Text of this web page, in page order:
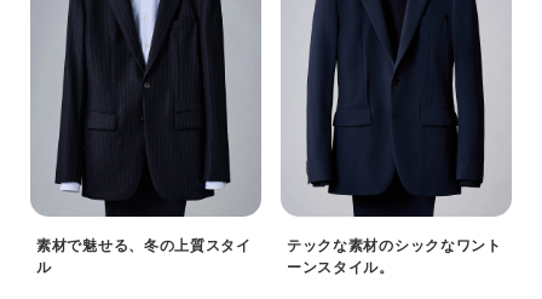
素材で魅せる、冬の上質スタイ
ル
テックな素材のシックなワント
ーンスタイル。